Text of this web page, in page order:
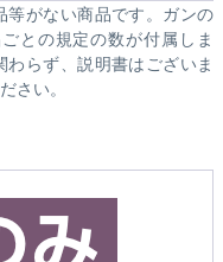
がない商品です。ガンの
との規定の数が付属しま
らず、説明書はございま
さい。